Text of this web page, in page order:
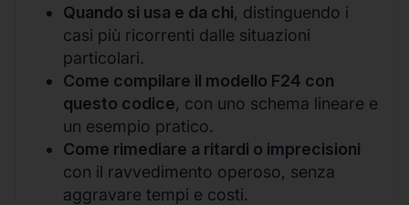
Quando si usa e da chi, distinguendo i
casi più ricorrenti dalle situazioni
particolari.
Come compilare il modello F24 con
questo codice, con uno schema lineare e
un esempio pratico.
Come rimediare a ritardi o imprecisioni
con il ravvedimento operoso, senza
aggravare tempi e costi.